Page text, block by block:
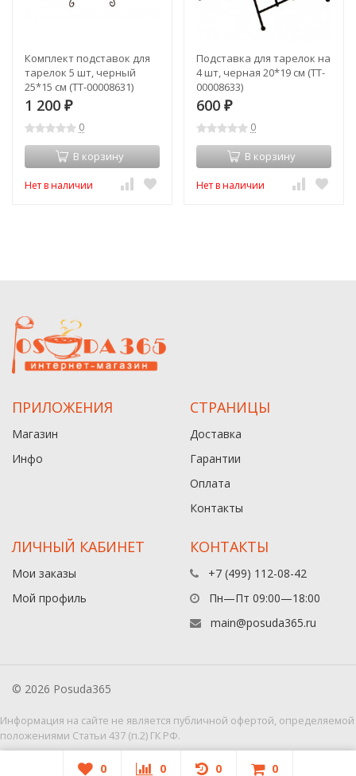
Комплект подставок для
тарелок 5 шт, черный
25*15 см (TT-00008631)
1 200 ₽
0
В корзину
Нет в наличии
Подставка для тарелок на
4 шт, черная 20*19 см (TT-
00008633)
600 ₽
0
В корзину
Нет в наличии
ПРИЛОЖЕНИЯ
Магазин
Инфо
СТРАНИЦЫ
Доставка
Гарантии
Оплата
Контакты
ЛИЧНЫЙ КАБИНЕТ
Мои заказы
Мой профиль
КОНТАКТЫ
+7 (499) 112-08-42
Пн—Пт 09:00—18:00
main@posuda365.ru
© 2026 Posuda365
Информация на сайте не является публичной офертой, определяемой
положениями Статьи 437 (п.2) ГК РФ.
0 0 0 0